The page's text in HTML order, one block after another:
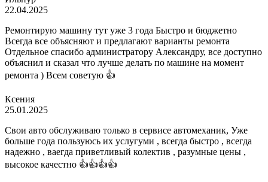
22.04.2025
Ремонтирую машину тут уже 3 года Быстро и бюджетно
Всегда все объясняют и предлагают варианты ремонта
Отдельное спасибо администратору Александру, все доступно
объяснил и сказал что лучше делать по машине на момент
ремонта ) Всем советую 👍
Ксения
25.01.2025
Свои авто обслуживаю только в сервисе автомеханик, Уже
больше года пользуюсь их услугуми , всегда быстро , всегда
надежно , ваегда приветливый колектив , разумные цены ,
высокое качестно 👍👍👍👍